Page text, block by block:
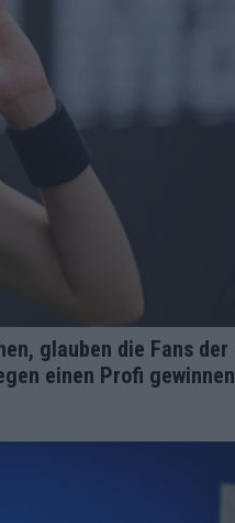
glauben die Fans der
einen Profi gewinnen